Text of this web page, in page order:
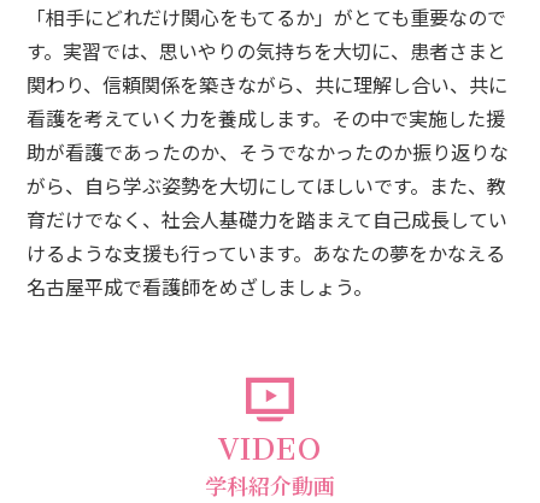
「相手にどれだけ関心をもてるか」がとても重要なので
す。実習では、思いやりの気持ちを大切に、患者さまと
関わり、信頼関係を築きながら、共に理解し合い、共に
看護を考えていく力を養成します。その中で実施した援
助が看護であったのか、そうでなかったのか振り返りな
がら、自ら学ぶ姿勢を大切にしてほしいです。また、教
育だけでなく、社会人基礎力を踏まえて自己成長してい
けるような支援も行っています。あなたの夢をかなえる
名古屋平成で看護師をめざしましょう。
VIDEO
学科紹介動画